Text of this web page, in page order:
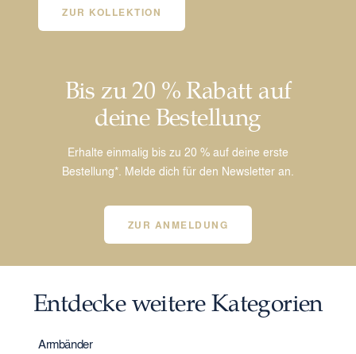
ZUR KOLLEKTION
Bis zu 20 % Rabatt auf
deine Bestellung
Erhalte einmalig bis zu 20 % auf deine erste
Bestellung*. Melde dich für den Newsletter an.
ZUR ANMELDUNG
Entdecke weitere Kategorien
Armbänder